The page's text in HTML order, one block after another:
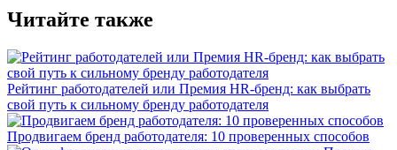
Читайте также
Рейтинг работодателей или Премия HR-бренд: как выбрать
свой путь к сильному бренду работодателя
Продвигаем бренд работодателя: 10 проверенных способов